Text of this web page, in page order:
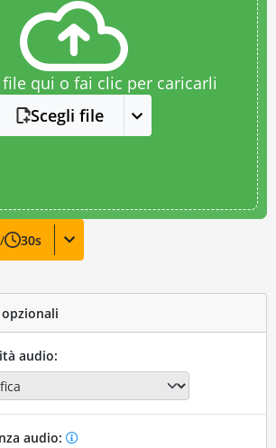
file qui o fai clic per caricarli
Scegli file
/ 30s
audio:
audio: